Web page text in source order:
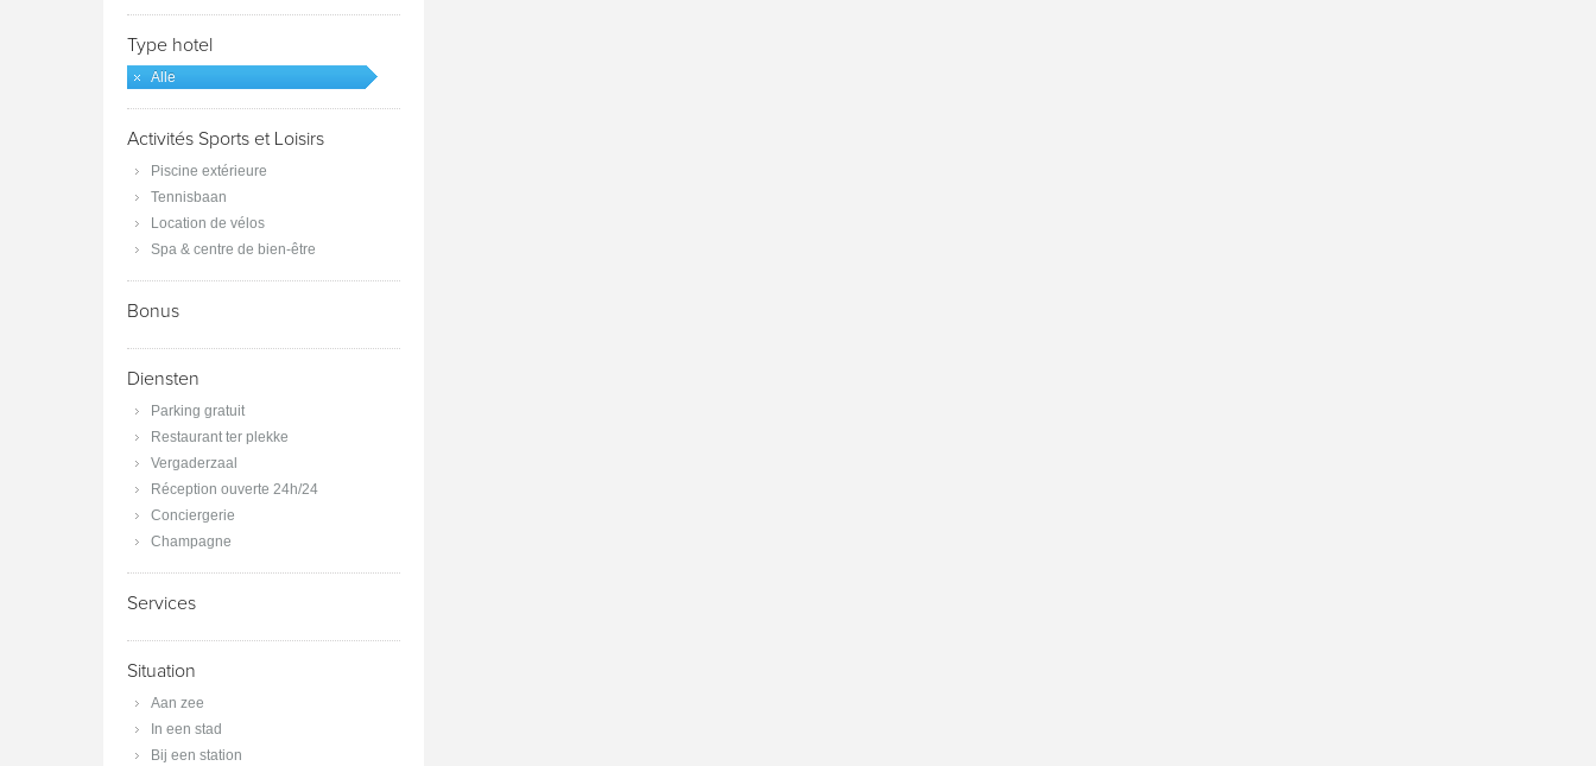
Type hotel
Alle
Activités Sports et Loisirs
Piscine extérieure
Tennisbaan
Location de vélos
Spa & centre de bien-être
Bonus
Diensten
Parking gratuit
Restaurant ter plekke
Vergaderzaal
Réception ouverte 24h/24
Conciergerie
Champagne
Services
Situation
Aan zee
In een stad
Bij een station